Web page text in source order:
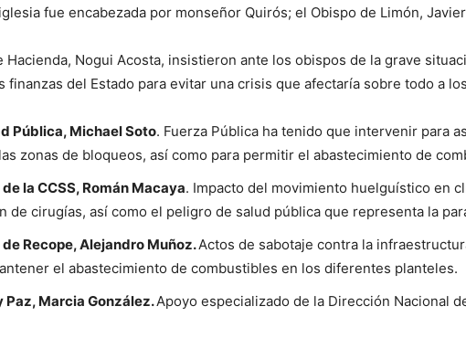
fue encabezada por monseñor Quirós; el Obispo de Limón,
Hacienda, Nogui Acosta, insistieron ante los obispos de la grave
finanzas del Estado para evitar una crisis que afectaría sobre todo a
Pública, Michael Soto. Fuerza Pública ha tenido que intervenir para
zonas de bloqueos, así como para permitir el abastecimiento de
la CCSS, Román Macaya. Impacto del movimiento huelguístico en
de cirugías, así como el peligro de salud pública que representa la
Recope, Alejandro Muñoz.Actos de sabotaje contra la
el abastecimiento de combustibles en los diferentes planteles.
Marcia González.Apoyo especializado de la Dirección Nacional